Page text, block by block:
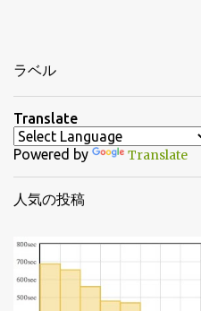
ラベル
Translate
Powered by Translate
人気の投稿